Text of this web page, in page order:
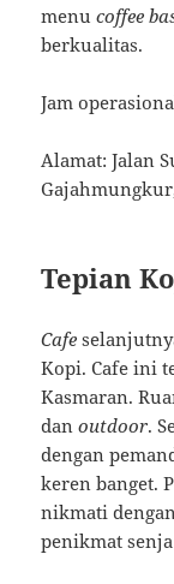
menucoffee
berkualitas.
Jam
Alamat: Jalan
Tepian
Cafe
Kopi. Cafe ini
Kasmaran.
danoutdoor.
dengan
keren banget.
nikmati
penikmat